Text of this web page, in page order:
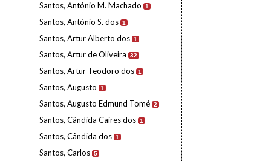
Santos, António M. Machado 1
Santos, António S. dos 1
Santos, Artur Alberto dos 1
Santos, Artur de Oliveira 32
Santos, Artur Teodoro dos 1
Santos, Augusto 1
Santos, Augusto Edmund Tomé 2
Santos, Cândida Caires dos 1
Santos, Cândida dos 1
Santos, Carlos 5